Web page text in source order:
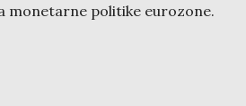
monetarne politike eurozone.